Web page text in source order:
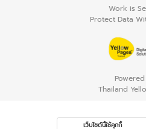
Work is
Protect Data
Thailand
เว็บไซต์นี้ใช้คุกกี้